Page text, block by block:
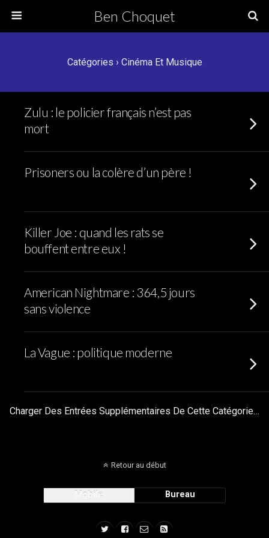
Ben Choquet
Catégories › Cinéma Et Musique
Zulu : le policier français n’est pas
mort
Prisoners ou la colère d’un père !
Killer Joe : quand les rats se
bouffent entre eux !
American Nightmare : 364,5 jours
sans violence
La Vague : politique moderne
Charger Des Entrées Supplémentaires De Cette Catégorie…
Retour au début
Mobile Bureau